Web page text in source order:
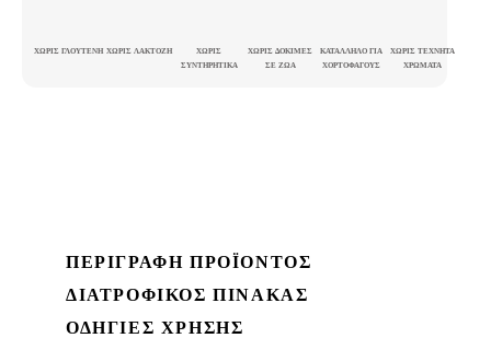
ΧΩΡΙΣ ΓΛΟΥΤΕΝΗ ΧΩΡΙΣ ΛΑΚΤΟΖΗ
ΧΩΡΙΣ
ΣΥΝΤΗΡΗΤΙΚΑ
ΧΩΡΙΣ ΔΟΚΙΜΕΣ
ΣΕ ΖΩΑ
ΚΑΤΑΛΛΗΛΟ ΓΙΑ
ΧΟΡΤΟΦΑΓΟΥΣ
ΧΩΡΙΣ ΤΕΧΝΗΤΑ
ΧΡΩΜΑΤΑ
ΠΕΡΙΓΡΑΦΗ ΠΡΟΪΟΝΤΟΣ
ΔΙΑΤΡΟΦΙΚΟΣ ΠΙΝΑΚΑΣ
ΟΔΗΓΙΕΣ ΧΡΗΣΗΣ